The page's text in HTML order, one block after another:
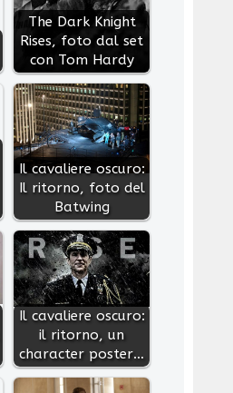
The Dark Knight
Rises, foto dal set
con Tom Hardy
Il cavaliere oscuro:
Il ritorno, foto del
Batwing
Il cavaliere oscuro:
il ritorno, un
character poster…